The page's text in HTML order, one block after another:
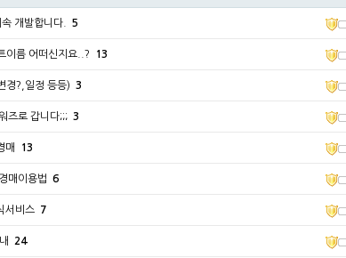
개발합니다. 5
이름 어떠신지요..? 13
경?,일정 등등) 3
즈로 갑니다;;; 3
매 13
매이용법 6
서비스 7
24